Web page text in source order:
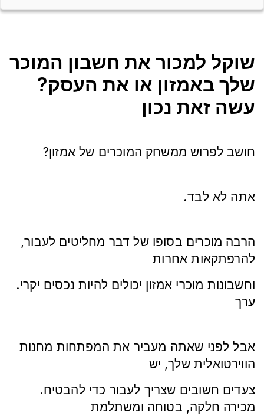
שוקל למכור את חשבון המוכר
שלך באמזון או את העסק?
עשה זאת נכון
?חושב לפרוש ממשחק המוכרים של אמזון
.אתה לא לבד
,הרבה מוכרים בסופו של דבר מחליטים לעבור
להרפתקאות אחרות
.וחשבונות מוכרי אמזון יכולים להיות נכסים יקרי
ערך
אבל לפני שאתה מעביר את המפתחות מחנות
הווירטואלית שלך, יש
.צעדים חשובים שצריך לעבור כדי להבטיח
מכירה חלקה, בטוחה ומשתלמת